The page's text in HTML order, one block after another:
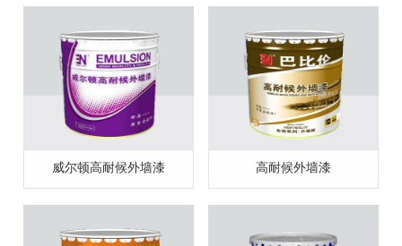
威尔顿高耐候外墙漆 高耐候外墙漆